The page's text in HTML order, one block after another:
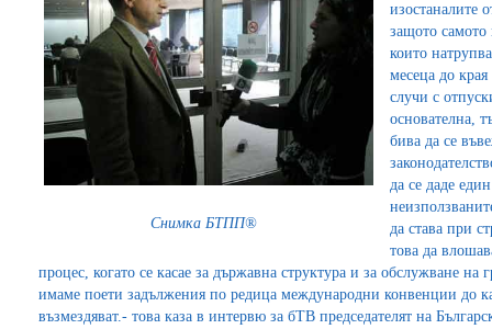
Снимка БТПП®
изостаналите
защото самото
които
месеца до
случи с
основателна,
бива да се
да се даде
да става при
това да
процес, когато се касае за държавна структура и за обслужване
имаме поети задължения по редица международни конвенции до
възмездяват.- това каза в интервю за бТВ председателят на